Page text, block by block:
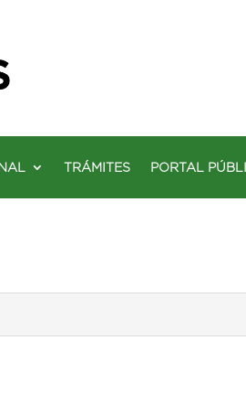
TRÁMITES PORTAL